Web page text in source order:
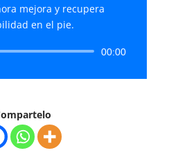
mejora y recupera
en el pie.
Reproductor
audio
00:00